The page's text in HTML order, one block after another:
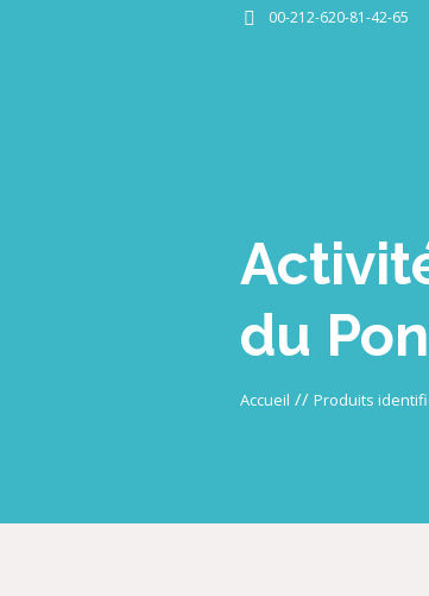
00-212-620-81-42-65
du
Accueil // Produits